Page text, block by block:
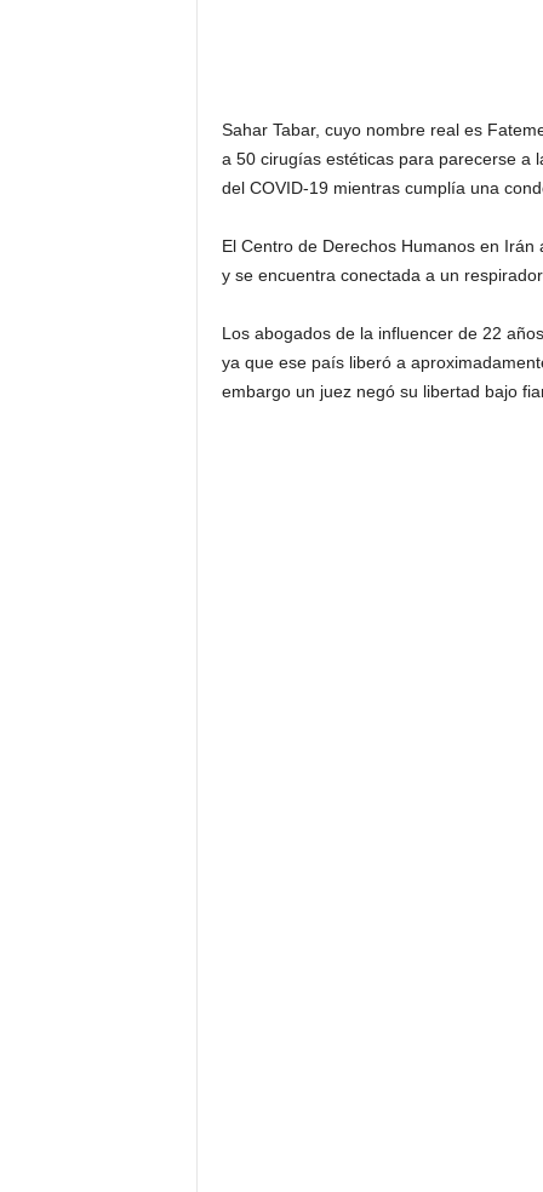
Sahar Tabar, cuyo nombre real es
a 50 cirugías estéticas para parecerse a
del COVID-19 mientras cumplía una
El Centro de Derechos Humanos en
y se encuentra conectada a un
Los abogados de la influencer de 22
ya que ese país liberó a
embargo un juez negó su libertad bajo